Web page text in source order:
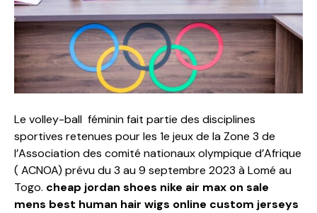
Le volley-ball féminin fait partie des disciplines
sportives retenues pour les 1e jeux de la Zone 3 de
l’Association des comité nationaux olympique d’Afrique
( ACNOA) prévu du 3 au 9 septembre 2023 à Lomé au
Togo. cheap jordan shoes nike air max on sale
mens best human hair wigs online custom jerseys